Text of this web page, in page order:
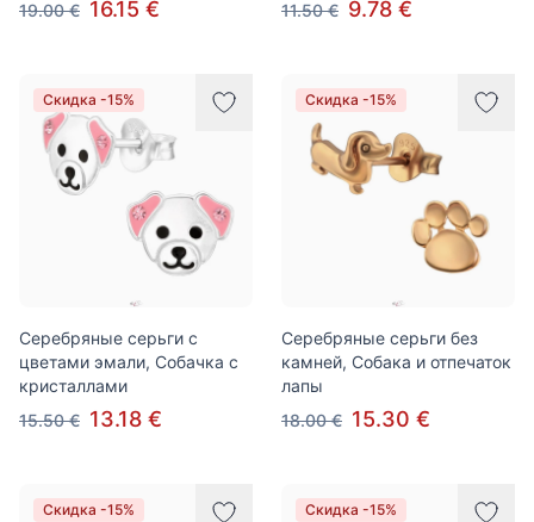
19.00 € 16.15 €
11.50 € 9.78 €
Скидка -15%
Серебряные серьги с
цветами эмали, Собачка с
кристаллами
15.50 € 13.18 €
Скидка -15%
Серебряные серьги без
камней, Собака и отпечаток
лапы
18.00 € 15.30 €
Скидка -15% Скидка -15%